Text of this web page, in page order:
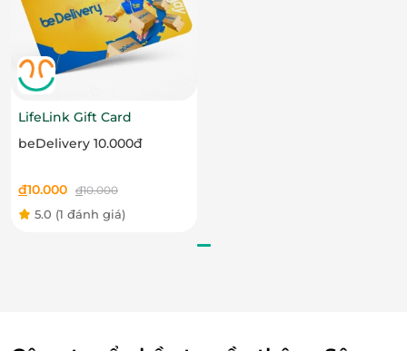
dụng chất bảo quản chất tạo màu. Thương hiệu
Beard Papa’s luôn chú trọng đến chất lượng và sự an
toàn của sản phẩm. Mỗi chiếc bánh su kem được
chế biến cẩn thận, đảm bảo mang đến hương vị
LifeLink Gift Card
beDelivery 10.000đ
đ10.000 đ10.000
5.0 (1 đánh giá)